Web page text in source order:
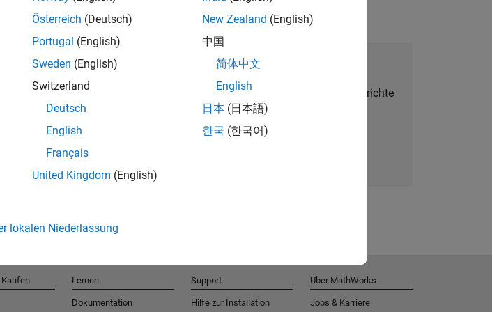
Talent Network beitreten
Erhalten Sie personalisierte Stellenangebote, Berichte
und Unternehmensneuigkeiten.
Österreich (Deutsch)
Portugal (English)
Sweden (English)
Switzerland
Deutsch
English
Français
United Kingdom (English)
New Zealand (English)
中国
简体中文
English
日本 (日本語)
한국 (한국어)
lokalen Niederlassung
Lernen
Dokumentation
Support
Hilfe zur Installation
Über MathWorks
Jobs & Karriere